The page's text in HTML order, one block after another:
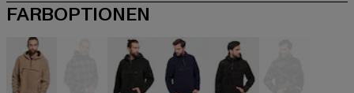
FARBOPTIONEN